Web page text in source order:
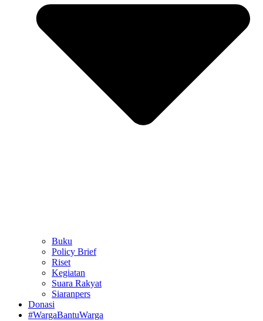
Buku
Policy Brief
Riset
Kegiatan
Suara Rakyat
Siaranpers
Donasi
#WargaBantuWarga